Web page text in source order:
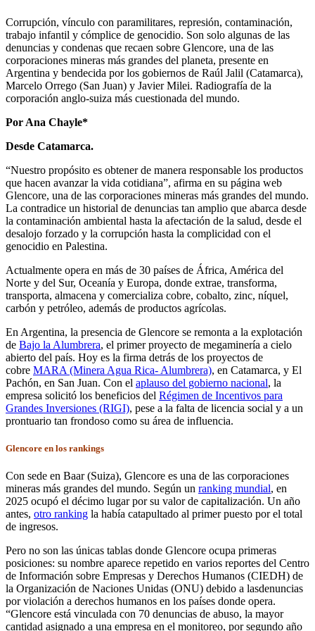
Corrupción, vínculo con paramilitares, represión, contaminación,
trabajo infantil y cómplice de genocidio. Son solo algunas de las
denuncias y condenas que recaen sobre Glencore, una de las
corporaciones mineras más grandes del planeta, presente en
Argentina y bendecida por los gobiernos de Raúl Jalil (Catamarca),
Marcelo Orrego (San Juan) y Javier Milei. Radiografía de la
corporación anglo-suiza más cuestionada del mundo.
Por Ana Chayle*
Desde Catamarca.
“Nuestro propósito es obtener de manera responsable los productos
que hacen avanzar la vida cotidiana”, afirma en su página web
Glencore, una de las corporaciones mineras más grandes del mundo.
La contradice un historial de denuncias tan amplio que abarca desde
la contaminación ambiental hasta la afectación de la salud, desde el
desalojo forzado y la corrupción hasta la complicidad con el
genocidio en Palestina.
Actualmente opera en más de 30 países de África, América del
Norte y del Sur, Oceanía y Europa, donde extrae, transforma,
transporta, almacena y comercializa cobre, cobalto, zinc, níquel,
carbón y petróleo, además de productos agrícolas.
En Argentina, la presencia de Glencore se remonta a la explotación
de Bajo la Alumbrera, el primer proyecto de megaminería a cielo
abierto del país. Hoy es la firma detrás de los proyectos de
cobre MARA (Minera Agua Rica- Alumbrera), en Catamarca, y El
Pachón, en San Juan. Con el aplauso del gobierno nacional, la
empresa solicitó los beneficios del Régimen de Incentivos para
Grandes Inversiones (RIGI), pese a la falta de licencia social y a un
prontuario tan frondoso como su área de influencia.
Glencore en los rankings
Con sede en Baar (Suiza), Glencore es una de las corporaciones
mineras más grandes del mundo. Según un ranking mundial, en
2025 ocupó el décimo lugar por su valor de capitalización. Un año
antes, otro ranking la había catapultado al primer puesto por el total
de ingresos.
Pero no son las únicas tablas donde Glencore ocupa primeras
posiciones: su nombre aparece repetido en varios reportes del Centro
de Información sobre Empresas y Derechos Humanos (CIEDH) de
la Organización de Naciones Unidas (ONU) debido a lasdenuncias
por violación a derechos humanos en los países donde opera.
“Glencore está vinculada con 70 denuncias de abuso, la mayor
cantidad asignado a una empresa en el monitoreo, por segundo año